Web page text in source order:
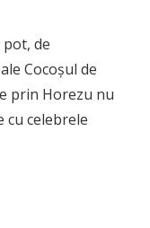
de
Cocoșul de
prin Horezu nu
cu celebrele